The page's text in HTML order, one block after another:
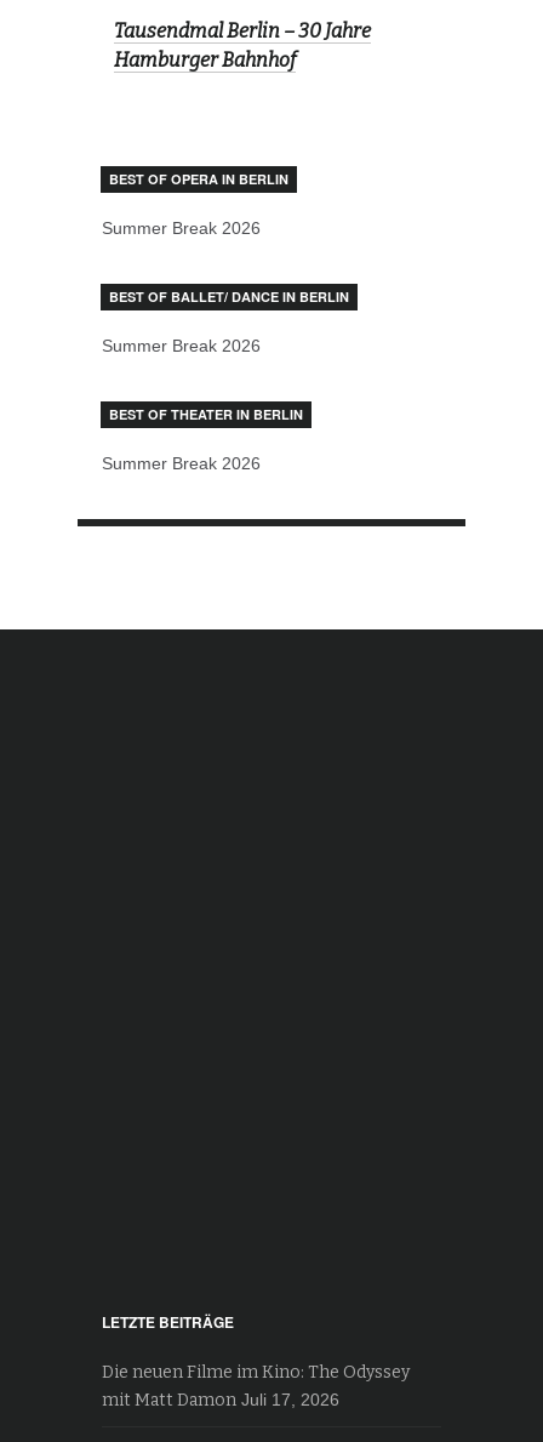
Tausendmal Berlin – 30 Jahre
Hamburger Bahnhof
BEST OF OPERA IN BERLIN
Summer Break 2026
BEST OF BALLET/ DANCE IN BERLIN
Summer Break 2026
BEST OF THEATER IN BERLIN
Summer Break 2026
LETZTE BEITRÄGE
Die neuen Filme im Kino: The Odyssey
mit Matt Damon Juli 17, 2026